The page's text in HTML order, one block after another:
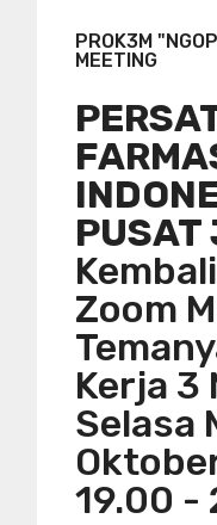
PROK3M
MEETING
PUSAT
Zoom
Kerja 3
Selasa
19.00 -